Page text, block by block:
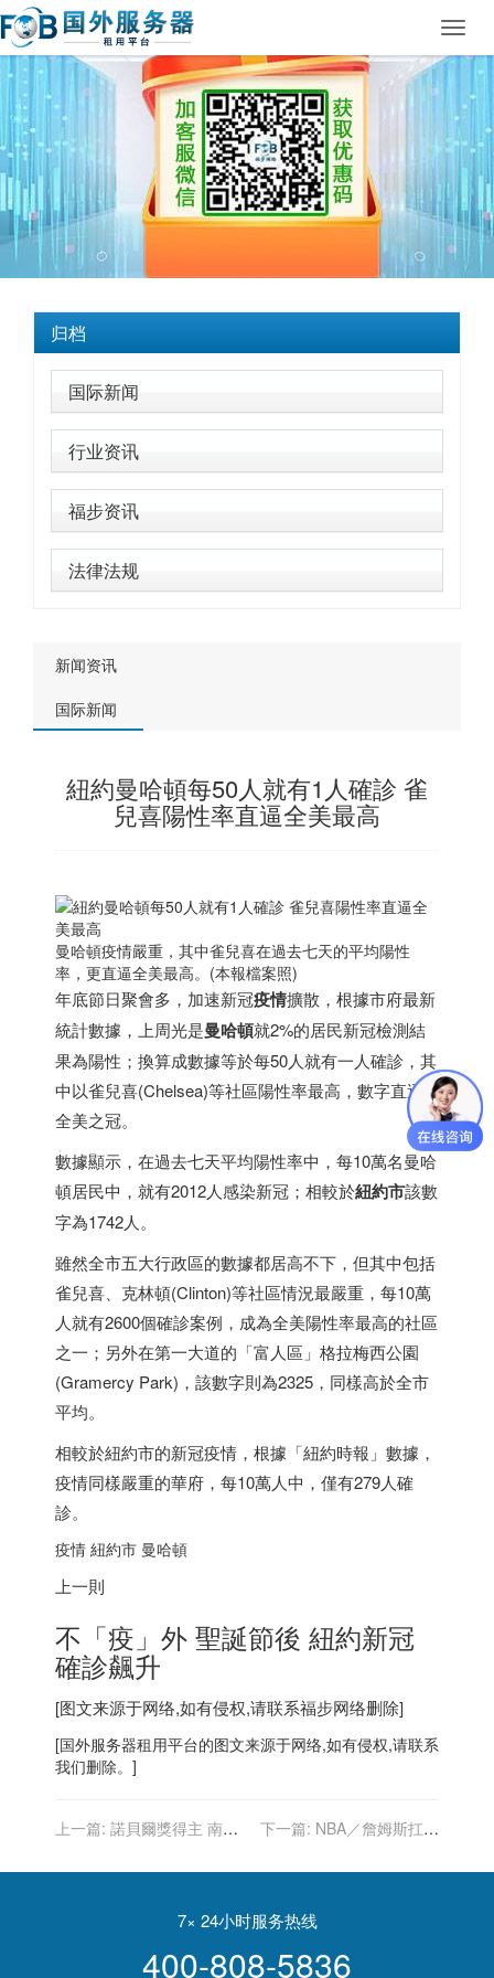
归档
国际新闻
行业资讯
福步资讯
法律法规
新闻资讯
国际新闻
紐約曼哈頓每50人就有1人確診 雀
兒喜陽性率直逼全美最高
曼哈頓疫情嚴重，其中雀兒喜在過去七天的平均陽性
率，更直逼全美最高。(本報檔案照)
年底節日聚會多，加速新冠疫情擴散，根據市府最新
統計數據，上周光是曼哈頓就2%的居民新冠檢測結
果為陽性；換算成數據等於每50人就有一人確診，其
中以雀兒喜(Chelsea)等社區陽性率最高，數字直逼
全美之冠。
數據顯示，在過去七天平均陽性率中，每10萬名曼哈
頓居民中，就有2012人感染新冠；相較於紐約市該數
字為1742人。
雖然全市五大行政區的數據都居高不下，但其中包括
雀兒喜、克林頓(Clinton)等社區情況最嚴重，每10萬
人就有2600個確診案例，成為全美陽性率最高的社區
之一；另外在第一大道的「富人區」格拉梅西公園
(Gramercy Park)，該數字則為2325，同樣高於全市
平均。
相較於紐約市的新冠疫情，根據「紐約時報」數據，
疫情同樣嚴重的華府，每10萬人中，僅有279人確
診。
疫情 紐約市 曼哈頓
上一則
不「疫」外 聖誕節後 紐約新冠
確診飆升
[图文来源于网络,如有侵权,请联系福步网络删除]
[国外服务器租用平台的图文来源于网络,如有侵权,请联系
我们删除。]
上一篇: 諾貝爾獎得主 南非
行
下一篇: NBA／詹姆斯扛中
變更輕鬆
7× 24小时服务热线
400-808-5836